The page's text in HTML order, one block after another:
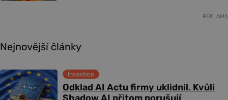
REKLAMA
Nejnovější články
Odklad AI Actu firmy uklidnil. Kvůli
Investice